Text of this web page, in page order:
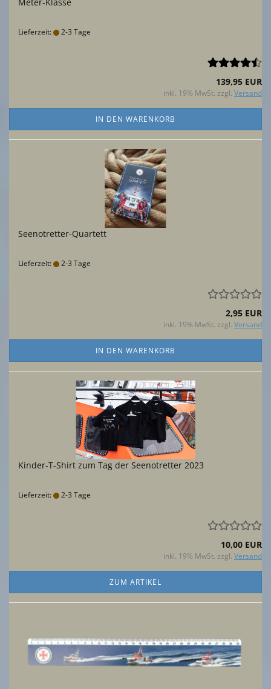
Lieferzeit: 2-3 Tage
139,95 EUR
inkl. 19% MwSt. zzgl. Versand
IN DEN WARENKORB
Seenotretter-Quartett
Lieferzeit: 2-3 Tage
2,95 EUR
inkl. 19% MwSt. zzgl. Versand
IN DEN WARENKORB
Kinder-T-Shirt zum Tag der Seenotretter 2023
Lieferzeit: 2-3 Tage
10,00 EUR
inkl. 19% MwSt. zzgl. Versand
ZUM ARTIKEL